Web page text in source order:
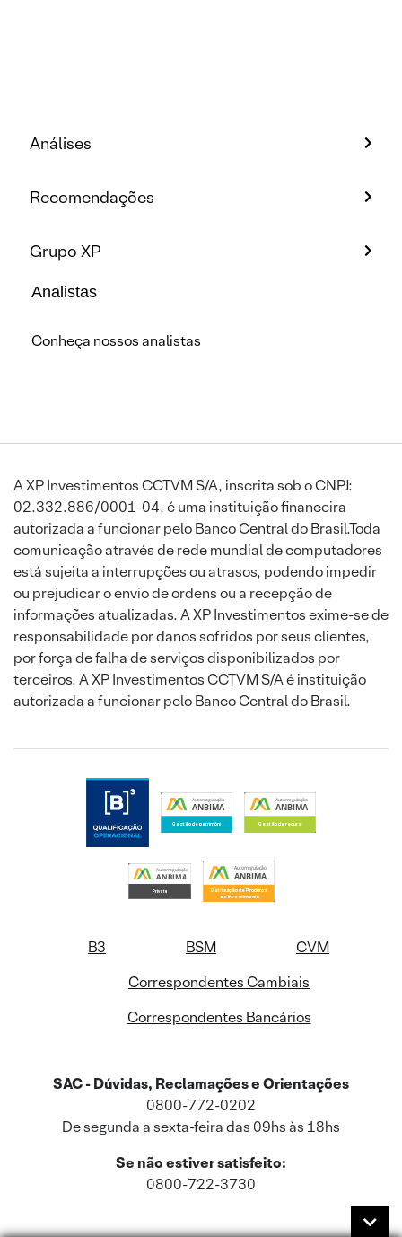
Análises
Recomendações
Grupo XP
Analistas
Conheça nossos analistas
A XP Investimentos CCTVM S/A, inscrita sob o CNPJ:
02.332.886/0001-04, é uma instituição financeira
autorizada a funcionar pelo Banco Central do Brasil.Toda
comunicação através de rede mundial de computadores
está sujeita a interrupções ou atrasos, podendo impedir
ou prejudicar o envio de ordens ou a recepção de
informações atualizadas. A XP Investimentos exime-se de
responsabilidade por danos sofridos por seus clientes,
por força de falha de serviços disponibilizados por
terceiros. A XP Investimentos CCTVM S/A é instituição
autorizada a funcionar pelo Banco Central do Brasil.
B3 BSM
CVM
Correspondentes Cambiais
Correspondentes Bancários
SAC - Dúvidas, Reclamações e Orientações
0800-772-0202
De segunda a sexta-feira das 09hs às 18hs
Se não estiver satisfeito:
0800-722-3730